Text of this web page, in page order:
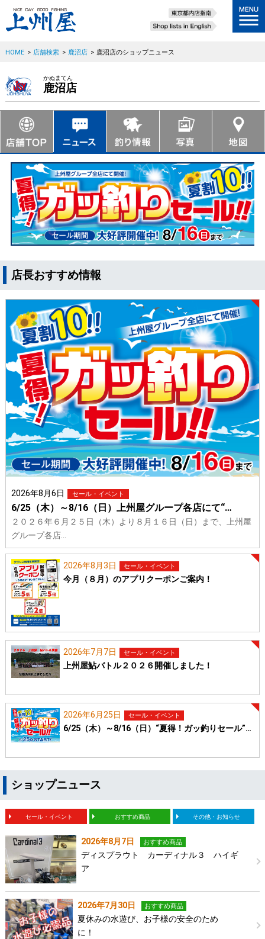
HOME > 店舗検索 > 鹿沼店 > 鹿沼店のショップニュース
かぬまてん
鹿沼店
店長おすすめ情報
2026年8月6日 セール・イベント
6/25（木）～8/16（日）上州屋グループ各店にて“…
２０２６年６月２５日（木）より８月１６日（日）まで、上州屋
グループ各店…
2026年8月3日 セール・イベント
今月（８月）のアプリクーポンご案内！
2026年7月7日 セール・イベント
上州屋鮎バトル２０２６開催しました！
2026年6月25日 セール・イベント
6/25（木）～8/16（日）“夏得！ガッ釣りセール”…
ショップニュース
セール・イベント おすすめ商品 その他・お知らせ
2026年8月7日 おすすめ商品
ディスプラウト カーディナル３ ハイギ
ア
2026年7月30日 おすすめ商品
夏休みの水遊び、お子様の安全のため
に！